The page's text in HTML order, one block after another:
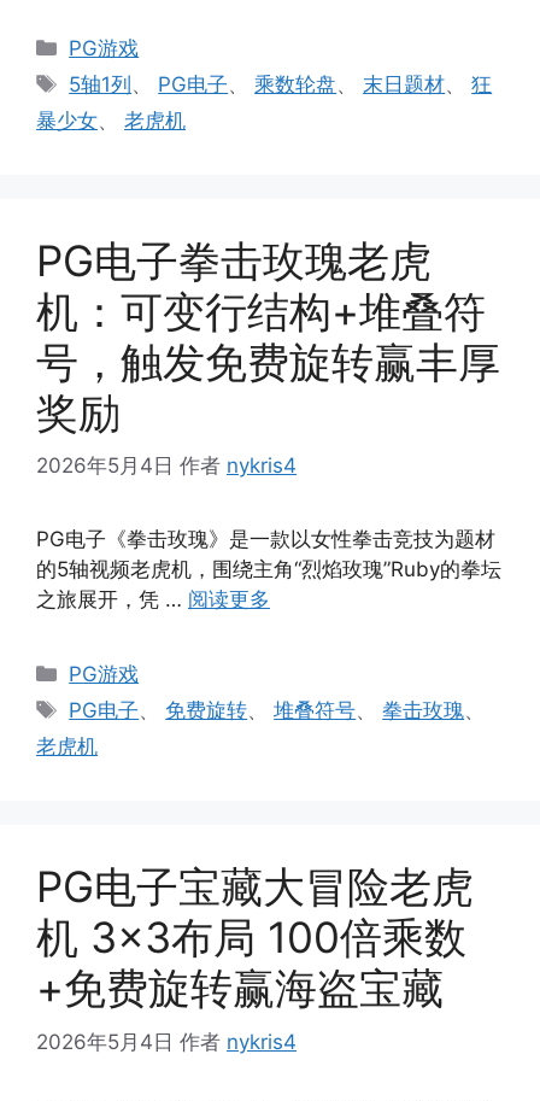
分
类
PG游戏
标
签
5轴1列、 PG电子、乘数轮盘、 末日题材、狂
暴少女、 老虎机
PG电子拳击玫瑰老虎
机：可变行结构+堆叠符
号，触发免费旋转赢丰厚
奖励
2026年5月4日 作者 nykris4
PG电子《拳击玫瑰》是一款以女性拳击竞技为题材
的5轴视频老虎机，围绕主角“烈焰玫瑰”Ruby的拳坛
之旅展开，凭 … 阅读更多
分
类
PG游戏
标
签
PG电子、免费旋转、堆叠符号、拳击玫瑰、
老虎机
PG电子宝藏大冒险老虎
机 3×3布局 100倍乘数
+免费旋转赢海盗宝藏
2026年5月4日 作者 nykris4